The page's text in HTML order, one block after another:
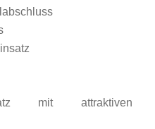
mit attraktiven